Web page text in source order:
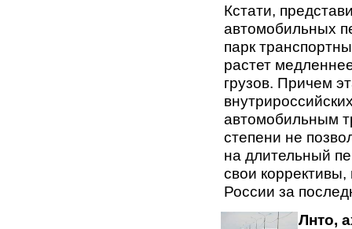
Кстати,
автомобильных
парк
растет
грузов. Причем
автомобильным
степени не
на длительный
свои коррективы,
России за
Лнто,